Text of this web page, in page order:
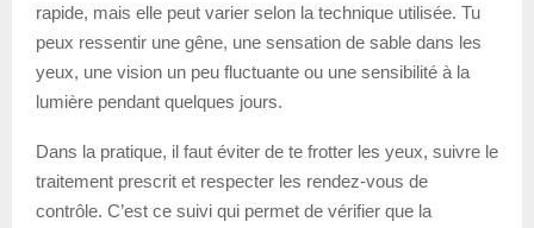
rapide, mais elle peut varier selon la technique utilisée. Tu
peux ressentir une gêne, une sensation de sable dans les
yeux, une vision un peu fluctuante ou une sensibilité à la
lumière pendant quelques jours.
Dans la pratique, il faut éviter de te frotter les yeux, suivre le
traitement prescrit et respecter les rendez-vous de
contrôle. C’est ce suivi qui permet de vérifier que la